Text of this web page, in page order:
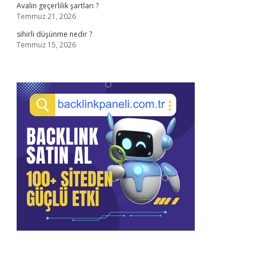
Avalin geçerlilik şartları ?
Temmuz 21, 2026
sihirli düşünme nedir ?
Temmuz 15, 2026